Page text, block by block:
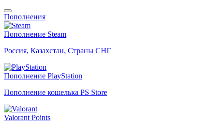
Пополнения
Пополнение Steam
Россия, Казахстан, Страны СНГ
Пополнение PlayStation
Пополнение кошелька PS Store
Valorant Points